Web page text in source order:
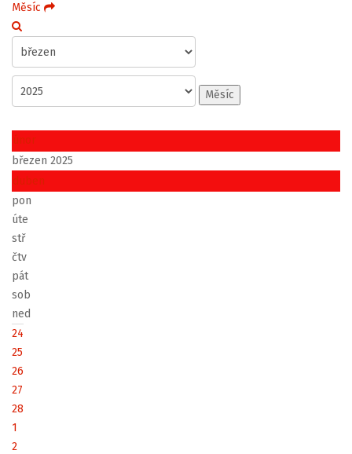
Měsíc
Měsíc
únor
březen 2025
duben
pon
úte
stř
čtv
pát
sob
ned
24
25
26
27
28
1
2